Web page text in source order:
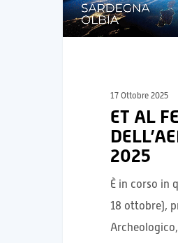
17 Ottobre 2025
ET AL
2025
È in corso in
18 ottobre),